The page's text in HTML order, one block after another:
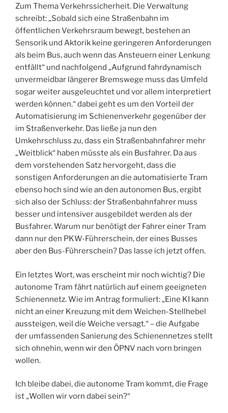
Zum Thema Verkehrssicherheit. Die Verwaltung
schreibt: „Sobald sich eine Straßenbahn im
öffentlichen Verkehrsraum bewegt, bestehen an
Sensorik und Aktorik keine geringeren Anforderungen
als beim Bus, auch wenn das Ansteuern einer Lenkung
entfällt“ und nachfolgend „Aufgrund fahrdynamisch
unvermeidbar längerer Bremswege muss das Umfeld
sogar weiter ausgeleuchtet und vor allem interpretiert
werden können.“ dabei geht es um den Vorteil der
Automatisierung im Schienenverkehr gegenüber der
im Straßenverkehr. Das ließe ja nun den
Umkehrschluss zu, dass ein Straßenbahnfahrer mehr
„Weitblick“ haben müsste als ein Busfahrer. Da aus
dem vorstehenden Satz hervorgeht, dass die
sonstigen Anforderungen an die automatisierte Tram
ebenso hoch sind wie an den autonomen Bus, ergibt
sich also der Schluss: der Straßenbahnfahrer muss
besser und intensiver ausgebildet werden als der
Busfahrer. Warum nur benötigt der Fahrer einer Tram
dann nur den PKW-Führerschein, der eines Busses
aber den Bus-Führerschein? Das lasse ich jetzt offen.
Ein letztes Wort, was erscheint mir noch wichtig? Die
autonome Tram fährt natürlich auf einem geeigneten
Schienennetz. Wie im Antrag formuliert: „Eine KI kann
nicht an einer Kreuzung mit dem Weichen-Stellhebel
aussteigen, weil die Weiche versagt.“ – die Aufgabe
der umfassenden Sanierung des Schienennetzes stellt
sich ohnehin, wenn wir den ÖPNV nach vorn bringen
wollen.
Ich bleibe dabei, die autonome Tram kommt, die Frage
ist „Wollen wir vorn dabei sein?“